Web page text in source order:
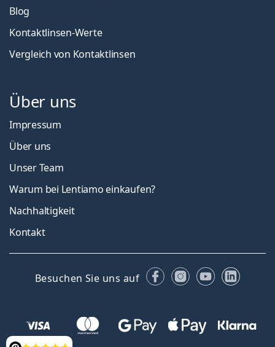
Blog
Kontaktlinsen-Werte
Vergleich von Kontaktlinsen
Über uns
Impressum
Über uns
Unser Team
Warum bei Lentiamo einkaufen?
Nachhaltigkeit
Kontakt
Besuchen Sie uns auf FacebookInstagram
YouTube